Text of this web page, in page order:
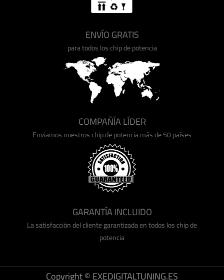
ENVÍO GRATIS
para todos los chip de potencia
COMPAÑÍA LÍDER
Enviamos nuestros chip de potencia más de 50 países
GARANTÍA INCLUIDO
La satisfacción del cliente garantizada en todos los chip de
potencia
Copyright © EXEDIGITALTUNING.ES